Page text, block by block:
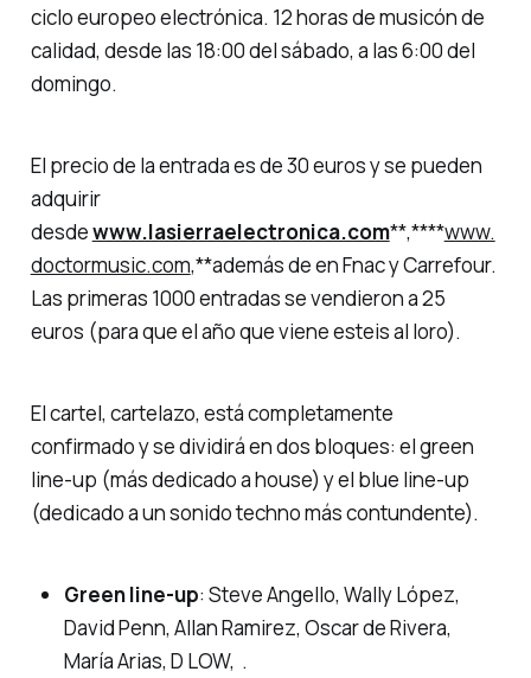
ciclo europeo electrónica. 12 horas de musicón de
calidad, desde las 18:00 del sábado, a las 6:00 del
domingo.
El precio de la entrada es de 30 euros y se pueden
adquirir
desdewww.lasierraelectronica.com**,****www.
doctormusic.com,**además de en Fnac y Carrefour.
Las primeras 1000 entradas se vendieron a 25
euros (para que el año que viene esteis al loro).
El cartel, cartelazo, está completamente
confirmado y se dividirá en dos bloques: el green
line-up (más dedicado a house) y el blue line-up
(dedicado a un sonido techno más contundente).
Green line-up: Steve Angello, Wally López,
David Penn, Allan Ramirez, Oscar de Rivera,
María Arias, D LOW, .